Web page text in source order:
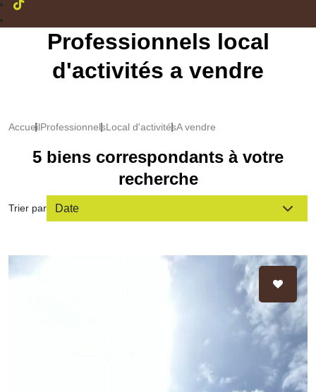
Professionnels local
d'activités a vendre
AccueilProfessionnelsLocal d'activitésA vendre
5 biens correspondants à votre
recherche
Trier par